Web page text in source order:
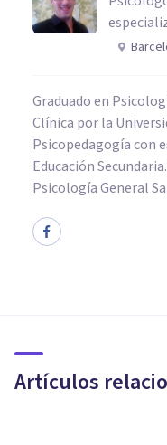
Graduado en
Clínica por la
Psicopedagogía con
Educación
Psicología General
Artículos
expansión